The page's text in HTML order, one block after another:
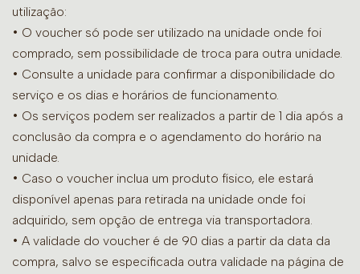
utilização:
• O voucher só pode ser utilizado na unidade onde foi
comprado, sem possibilidade de troca para outra unidade.
• Consulte a unidade para confirmar a disponibilidade do
serviço e os dias e horários de funcionamento.
• Os serviços podem ser realizados a partir de 1 dia após a
conclusão da compra e o agendamento do horário na
unidade.
• Caso o voucher inclua um produto físico, ele estará
disponível apenas para retirada na unidade onde foi
adquirido, sem opção de entrega via transportadora.
• A validade do voucher é de 90 dias a partir da data da
compra, salvo se especificada outra validade na página de